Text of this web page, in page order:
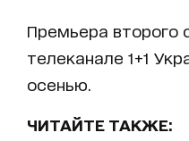
Премьера второго
телеканале 1+1
осенью.
ЧИТАЙТЕ ТАКЖЕ: